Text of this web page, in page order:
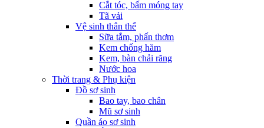
Cắt tóc, bấm móng tay
Tã vải
Vệ sinh thân thể
Sữa tắm, phấn thơm
Kem chống hăm
Kem, bàn chải răng
Nước hoa
Thời trang & Phụ kiện
Đồ sơ sinh
Bao tay, bao chân
Mũ sơ sinh
Quần áo sơ sinh